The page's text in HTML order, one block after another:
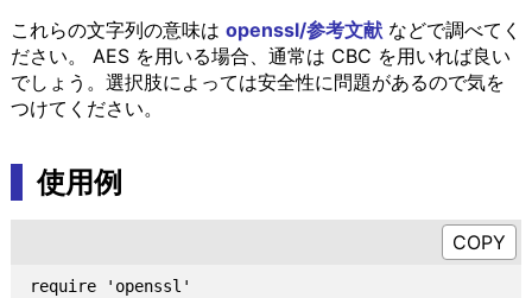
これらの文字列の意味は openssl/参考文献などで調べてく
ださい。 AES を用いる場合、通常は CBC を用いれば良い
でしょう。選択肢によっては安全性に問題があるので気を
つけてください。
使用例
require 'openssl'